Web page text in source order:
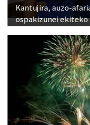
Kantujira, auzo-
ospakizunei ekiteko